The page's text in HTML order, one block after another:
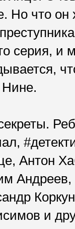
Но что он
серия, и
Нине.
Антон
и